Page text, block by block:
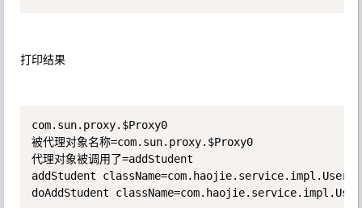
打印结果
com.sun.proxy.$Proxy0
被代理对象名称=com.sun.proxy.$Proxy0
代理对象被调用了=addStudent
addStudent
doAddStudent